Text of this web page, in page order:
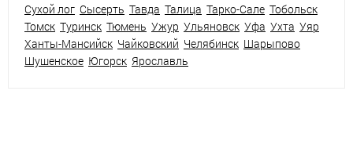
Сухой лог Сысерть Тавда Талица Тарко-Сале Тобольск
Томск Туринск Тюмень Ужур Ульяновск Уфа Ухта Уяр
Ханты-Мансийск Чайковский Челябинск Шарыпово
Шушенское Югорск Ярославль